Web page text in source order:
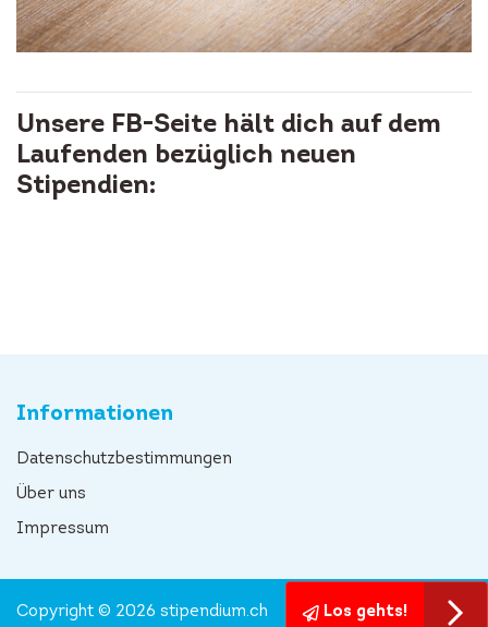
Unsere FB-Seite hält dich auf dem
Laufenden bezüglich neuen
Stipendien:
Informationen
Datenschutzbestimmungen
Über uns
Impressum
Los gehts!
Copyright © 2026 stipendium.ch